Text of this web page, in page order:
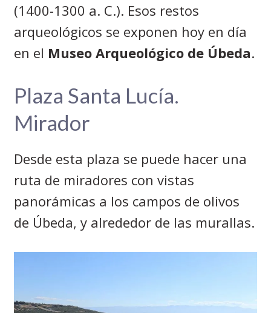
(1400-1300 a. C.). Esos restos
arqueológicos se exponen hoy en día
en el Museo Arqueológico de Úbeda.
Plaza Santa Lucía.
Mirador
Desde esta plaza se puede hacer una
ruta de miradores con vistas
panorámicas a los campos de olivos
de Úbeda, y alrededor de las murallas.